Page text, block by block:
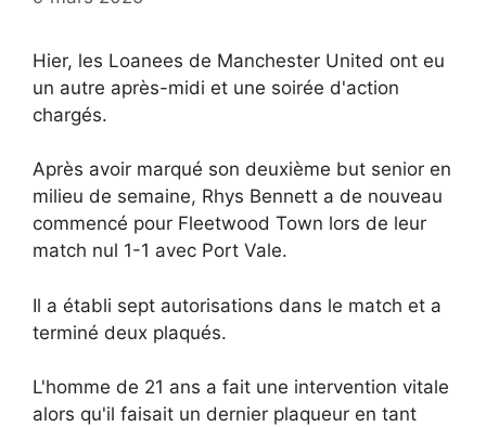
Hier, les Loanees de Manchester United ont eu
un autre après-midi et une soirée d'action
chargés.
Après avoir marqué son deuxième but senior en
milieu de semaine, Rhys Bennett a de nouveau
commencé pour Fleetwood Town lors de leur
match nul 1-1 avec Port Vale.
Il a établi sept autorisations dans le match et a
terminé deux plaqués.
L'homme de 21 ans a fait une intervention vitale
alors qu'il faisait un dernier plaqueur en tant